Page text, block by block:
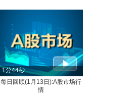
1分44秒
每日回顾(1月13日):A股市场行
情